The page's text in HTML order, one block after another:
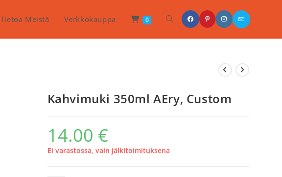
Tietoa Meistä Verkkokauppa 0 Toggle
Search
Kahvimuki 350ml AEry, Custom
14.00 €
Ei varastossa, vain jälkitoimituksena